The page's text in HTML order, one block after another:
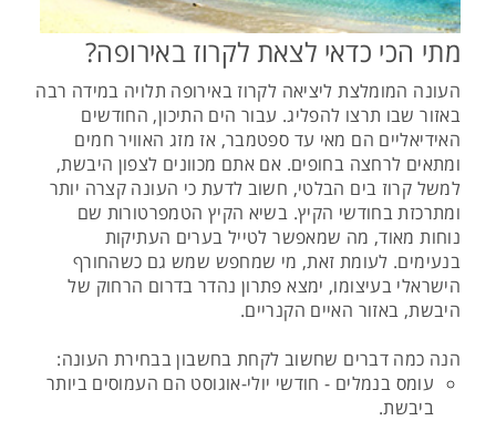
מתי הכי כדאי לצאת לקרוז באירופה?
העונה המומלצת ליציאה לקרוז באירופה תלויה במידה רבה
באזור שבו תרצו להפליג. עבור הים התיכון, החודשים
האידיאליים הם מאי עד ספטמבר, אז מזג האוויר חמים
ומתאים לרחצה בחופים. אם אתם מכוונים לצפון היבשת,
למשל קרוז בים הבלטי, חשוב לדעת כי העונה קצרה יותר
ומתרכזת בחודשי הקיץ. בשיא הקיץ הטמפרטורות שם
נוחות מאוד, מה שמאפשר לטייל בערים העתיקות
בנעימים. לעומת זאת, מי שמחפש שמש גם כשהחורף
הישראלי בעיצומו, ימצא פתרון נהדר בדרום הרחוק של
היבשת, באזור האיים הקנריים.
הנה כמה דברים שחשוב לקחת בחשבון בבחירת העונה:
עומס בנמלים - חודשי יולי-אוגוסט הם העמוסים ביותר
ביבשת.